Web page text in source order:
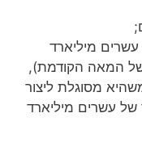
עשרים מיליארד
(במחירי שנות ה- 60 של המאה הקודמת),
מסוגלת ליצור
של עשרים מיליארד